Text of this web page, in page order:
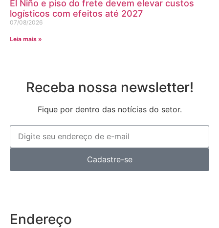
El Niño e piso do frete devem elevar custos
logísticos com efeitos até 2027
07/08/2026
Leia mais »
Receba nossa newsletter!
Fique por dentro das notícias do setor.
Cadastre-se
Endereço